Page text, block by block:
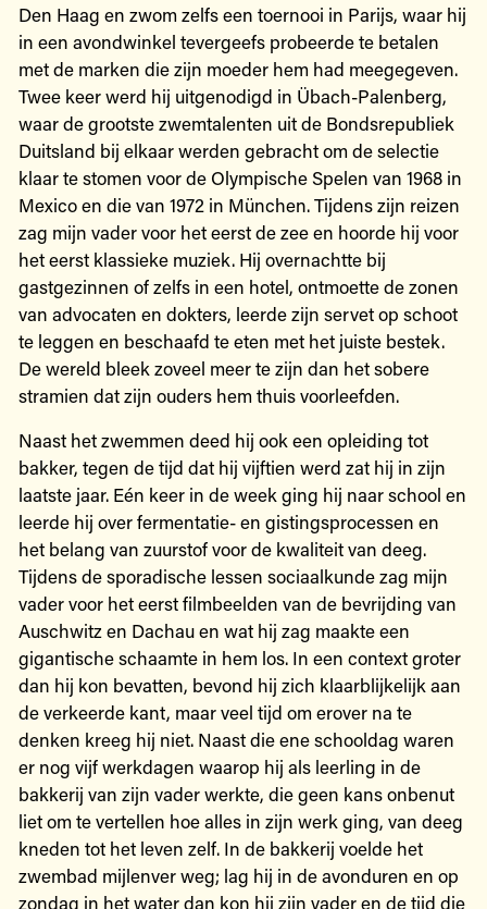
Den Haag en zwom zelfs een toernooi in Parijs, waar hij
in een avondwinkel tevergeefs probeerde te betalen
met de marken die zijn moeder hem had meegegeven.
Twee keer werd hij uitgenodigd in Übach-Palenberg,
waar de grootste zwemtalenten uit de Bondsrepubliek
Duitsland bij elkaar werden gebracht om de selectie
klaar te stomen voor de Olympische Spelen van 1968 in
Mexico en die van 1972 in München. Tijdens zijn reizen
zag mijn vader voor het eerst de zee en hoorde hij voor
het eerst klassieke muziek. Hij overnachtte bij
gastgezinnen of zelfs in een hotel, ontmoette de zonen
van advocaten en dokters, leerde zijn servet op schoot
te leggen en beschaafd te eten met het juiste bestek.
De wereld bleek zoveel meer te zijn dan het sobere
stramien dat zijn ouders hem thuis voorleefden.
Naast het zwemmen deed hij ook een opleiding tot
bakker, tegen de tijd dat hij vijftien werd zat hij in zijn
laatste jaar. Eén keer in de week ging hij naar school en
leerde hij over fermentatie- en gistingsprocessen en
het belang van zuurstof voor de kwaliteit van deeg.
Tijdens de sporadische lessen sociaalkunde zag mijn
vader voor het eerst filmbeelden van de bevrijding van
Auschwitz en Dachau en wat hij zag maakte een
gigantische schaamte in hem los. In een context groter
dan hij kon bevatten, bevond hij zich klaarblijkelijk aan
de verkeerde kant, maar veel tijd om erover na te
denken kreeg hij niet. Naast die ene schooldag waren
er nog vijf werkdagen waarop hij als leerling in de
bakkerij van zijn vader werkte, die geen kans onbenut
liet om te vertellen hoe alles in zijn werk ging, van deeg
kneden tot het leven zelf. In de bakkerij voelde het
zwembad mijlenver weg; lag hij in de avonduren en op
zondag in het water dan kon hij zijn vader en de tijd die